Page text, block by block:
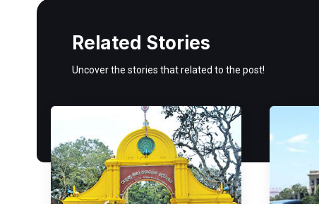
Related Stories
Uncover the stories that related to the post!